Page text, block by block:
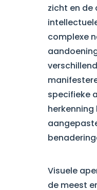
zicht en de
complexe
specifieke
Visuele
de meest